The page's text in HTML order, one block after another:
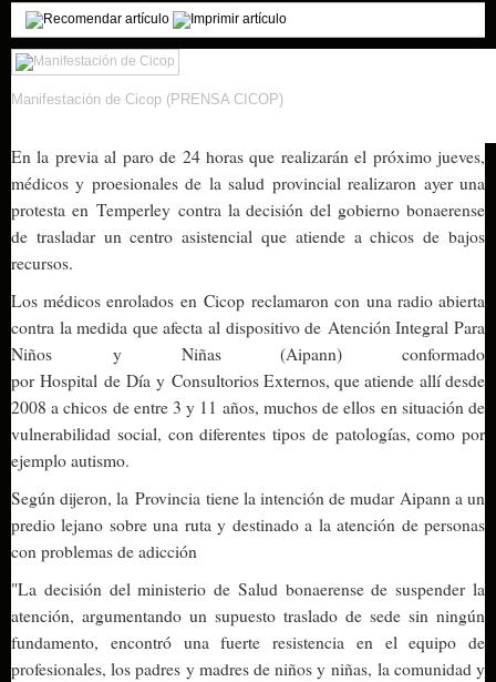
Manifestación de Cicop (PRENSA CICOP)
En la previa al paro de 24 horas que realizarán el próximo jueves,
médicos y proesionales de la salud provincial realizaron ayer una
protesta en Temperleycontra la decisión del gobierno bonaerense
de trasladar un centro asistencial que atiende a chicos de bajos
recursos.
Los médicos enrolados en Cicopreclamaron con una radio abierta
contra la medida que afecta al dispositivo de Atención Integral Para
Niños y Niñas (Aipann) conformado
porHospital de Díay Consultorios Externos, que atiende allí desde
2008 a chicos de entre 3 y 11 años, muchos de ellos en situación de
vulnerabilidad social, con diferentes tipos de patologías, como por
ejemplo autismo.
Según dijeron, la Provinciatiene la intención de mudar Aipann a un
predio lejano sobre una ruta y destinado a la atención de personas
con problemas de adicción
"La decisión del ministerio de Salud bonaerense de suspender la
atención, argumentando un supuesto traslado de sede sin ningún
fundamento, encontró una fuerte resistencia en el equipo de
profesionales, los padres y madres de niños yniñas, la comunidad y